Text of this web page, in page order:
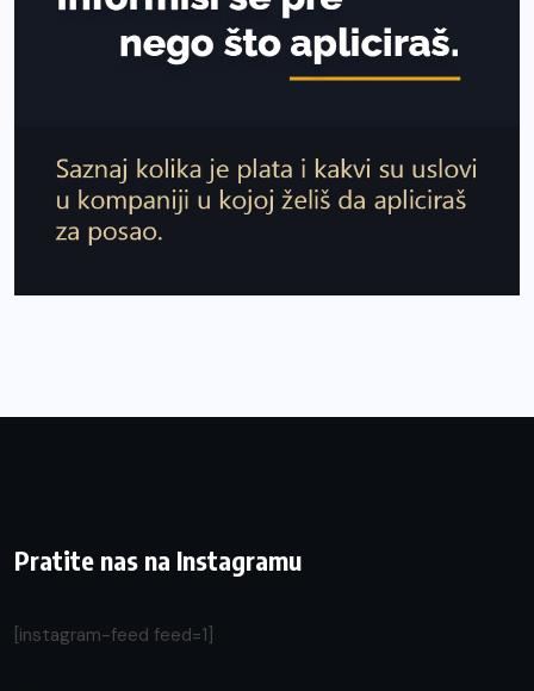
Pratite nas na Instagramu
[instagram-feed feed=1]